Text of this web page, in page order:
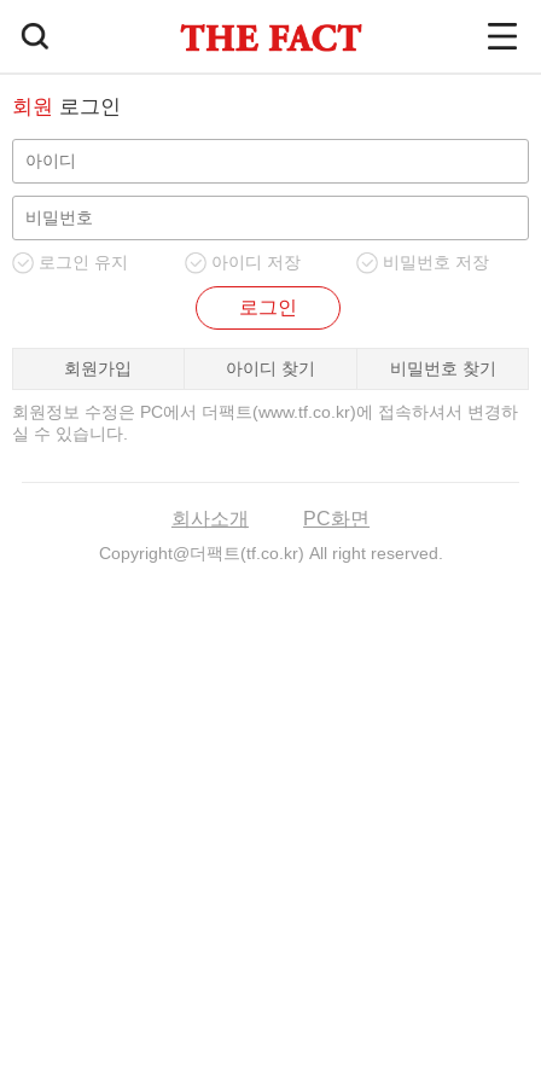
회원 로그인
로그인 유지 아이디 저장 비밀번호 저장
로그인
회원가입 아이디 찾기 비밀번호 찾기
회원정보 수정은 PC에서 더팩트(www.tf.co.kr)에 접속하셔서 변경하
실 수 있습니다.
회사소개 PC화면
Copyright@더팩트(tf.co.kr) All right reserved.